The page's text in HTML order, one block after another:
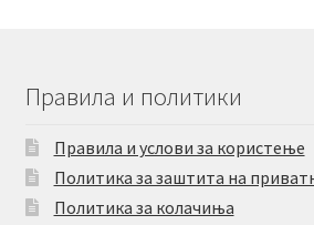
Правила и политики
Правила и услови за користење
Политика за заштита на
Политика за колачиња